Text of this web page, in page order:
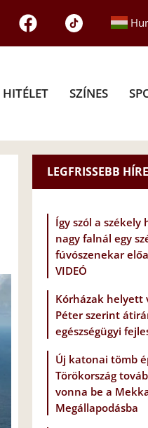
HITÉLET SZÍNES
LEGFRISSEBB
Így szól a székely
nagy falnál egy
fúvószenekar
VIDEÓ
Kórházak helyett
Péter szerint
egészségügyi
Új katonai tömb
Törökország
vonna be a
Megállapodásba